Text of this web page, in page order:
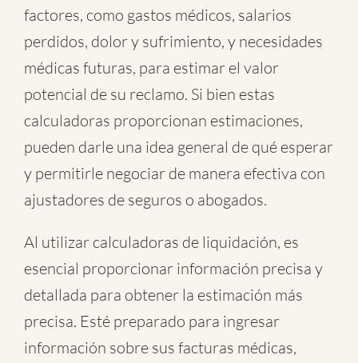
factores, como gastos médicos, salarios
perdidos, dolor y sufrimiento, y necesidades
médicas futuras, para estimar el valor
potencial de su reclamo. Si bien estas
calculadoras proporcionan estimaciones,
pueden darle una idea general de qué esperar
y permitirle negociar de manera efectiva con
ajustadores de seguros o abogados.
Al utilizar calculadoras de liquidación, es
esencial proporcionar información precisa y
detallada para obtener la estimación más
precisa. Esté preparado para ingresar
información sobre sus facturas médicas,